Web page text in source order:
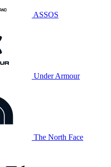
ASSOS
Under Armour
The North Face